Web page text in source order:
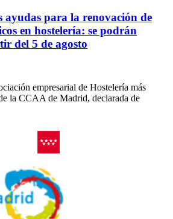
ayudas para la renovación de
en hostelería: se podrán
del 5 de agosto
empresarial de Hostelería más
la CCAA de Madrid, declarada de